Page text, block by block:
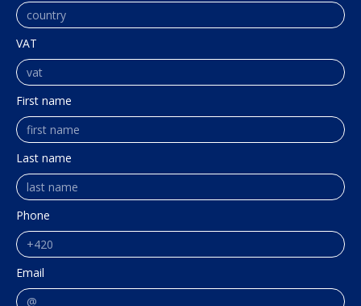
VAT
First name
Last name
Phone
Email